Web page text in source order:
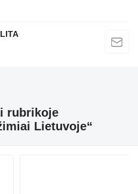
rubrikoje
Lietuvoje“